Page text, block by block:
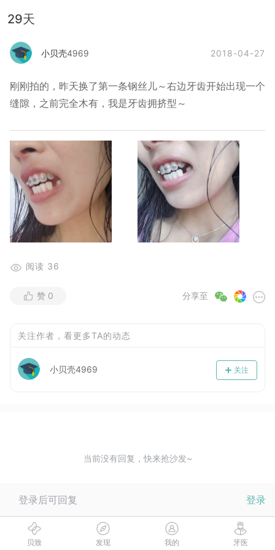
29天
小贝壳4969 2018-04-27
刚刚拍的，昨天换了第一条钢丝儿～右边牙齿开始出现一个
缝隙，之前完全木有，我是牙齿拥挤型 ～
阅读 36
分享至
赞 0
关注作者，看更多TA的动态
关注
小贝壳4969
当前没有回复，快来抢沙发~
登录后可回复 登录
贝致 发现 我的 牙医